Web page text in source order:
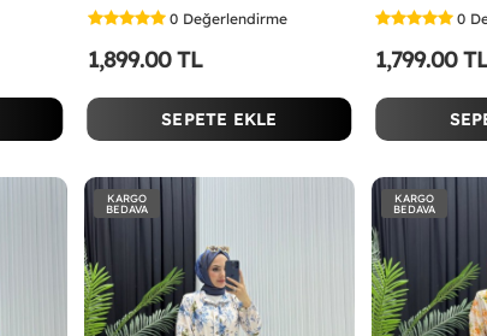
0 Değerlendirme
1,899.00 TL
SEPETE EKLE
0
1,799.00
KARGO
BEDAVA
KARGO
BEDAVA